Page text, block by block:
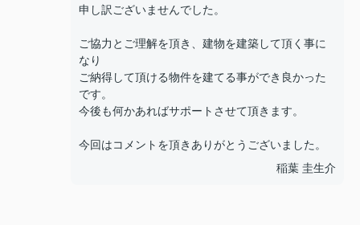
申し訳ございませんでした。
ご協力とご理解を頂き、建物を建築して頂く事に
なり
ご納得して頂ける物件を建てる事ができ良かった
です。
今後も何かあればサポートさせて頂きます。
今回はコメントを頂きありがとうございました。
稲葉 圭生介